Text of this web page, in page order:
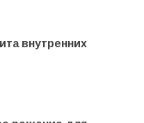
внутренних